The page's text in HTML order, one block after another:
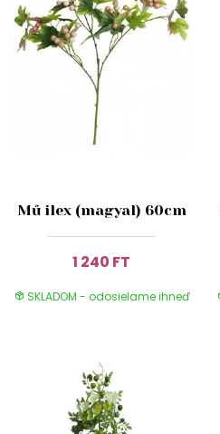
Mű ilex (magyal) 60cm
1 240 FT
SKLADOM - odosielame ihneď